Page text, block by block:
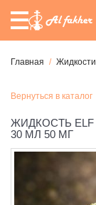
Главная Жидкости
Вернуться в каталог
ЖИДКОСТЬ ELF
30 МЛ 50 МГ